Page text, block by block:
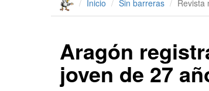
Inicio Sin barreras Revista
Aragón
joven de 27